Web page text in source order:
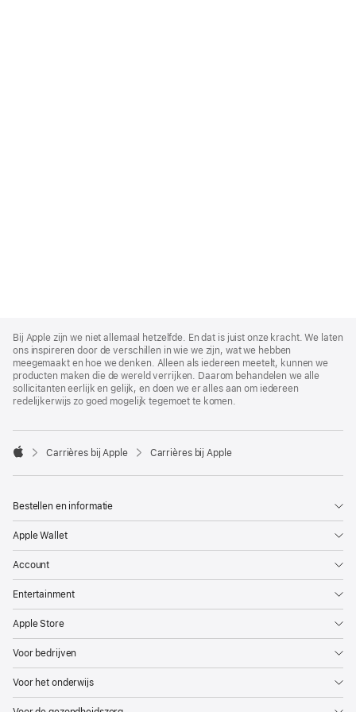
Footer
Bij Apple zijn we niet allemaal hetzelfde. En dat is juist onze kracht. We laten
ons inspireren door de verschillen in wie we zijn, wat we hebben
meegemaakt en hoe we denken. Alleen als iedereen meetelt, kunnen we
producten maken die de wereld verrijken. Daarom behandelen we alle
sollicitanten eerlijk en gelijk, en doen we er alles aan om iedereen
redelijkerwijs zo goed mogelijk tegemoet te komen.

Carrières bij Apple Carrières bij Apple
Bestellen en informatie
Apple Wallet
Account
Entertainment
Apple Store
Voor bedrijven
Voor het onderwijs